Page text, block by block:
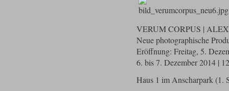
VERUM CORPUS |
Neue photographische
Eröffnung: Freitag, 5.
6. bis 7. Dezember 2014 |
Haus 1 im Anscharpark (1.